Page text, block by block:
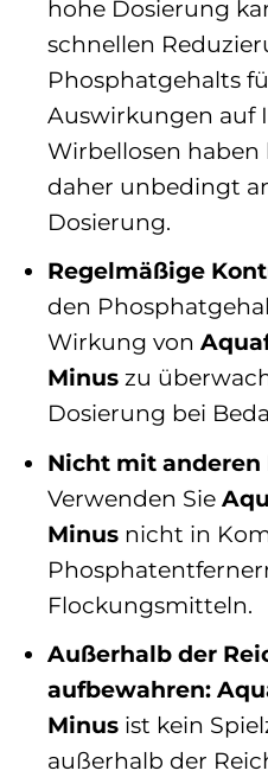
hohe Dosierung
schnellen
Phosphatgehalts
Auswirkungen auf
Wirbellosen haben
daher unbedingt
Dosierung.
Regelmäßige
den
Wirkung von
Minuszu
Dosierung bei
Nicht mit
Verwenden Sie
Minusnicht in
Flockungsmitteln.
Außerhalb der
aufbewahren:
Minusist kein
außerhalb der